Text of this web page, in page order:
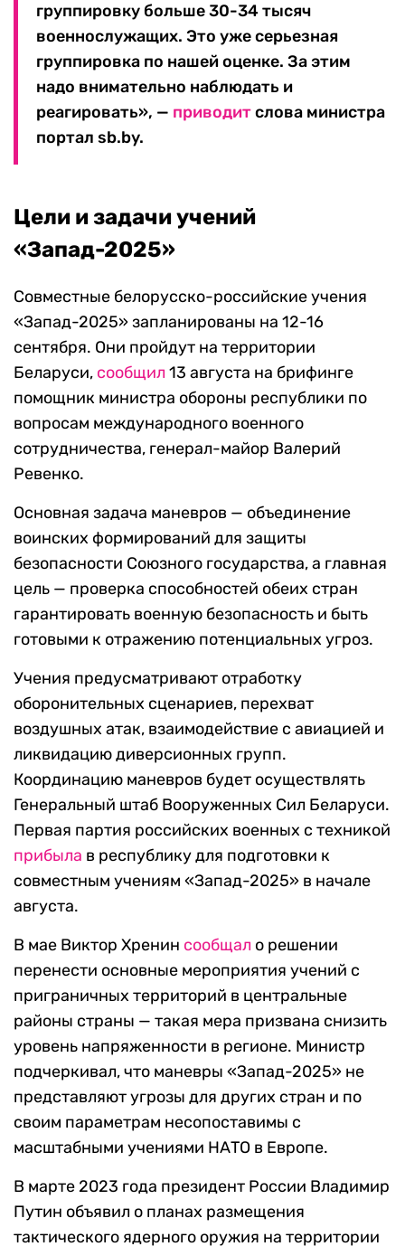
группировку больше 30-34 тысяч
военнослужащих. Это уже серьезная
группировка по нашей оценке. За этим
надо внимательно наблюдать и
реагировать», — приводитслова министра
портал sb.by.
Цели и задачи учений
«Запад-2025»
Совместные белорусско-российские учения
«Запад-2025» запланированы на 12-16
сентября. Они пройдут на территории
Беларуси, сообщил 13 августа на брифинге
помощник министра обороны республики по
вопросам международного военного
сотрудничества, генерал-майор Валерий
Ревенко.
Основная задача маневров — объединение
воинских формирований для защиты
безопасности Союзного государства, а главная
цель — проверка способностей обеих стран
гарантировать военную безопасность и быть
готовыми к отражению потенциальных угроз.
Учения предусматривают отработку
оборонительных сценариев, перехват
воздушных атак, взаимодействие с авиацией и
ликвидацию диверсионных групп.
Координацию маневров будет осуществлять
Генеральный штаб Вооруженных Сил Беларуси.
Первая партия российских военных с техникой
прибыла в республику для подготовки к
совместным учениям «Запад-2025» в начале
августа.
В мае Виктор Хренин сообщал о решении
перенести основные мероприятия учений с
приграничных территорий в центральные
районы страны — такая мера призвана снизить
уровень напряженности в регионе. Министр
подчеркивал, что маневры «Запад-2025» не
представляют угрозы для других стран и по
своим параметрам несопоставимы с
масштабными учениями НАТО в Европе.
В марте 2023 года президент России Владимир
Путин объявил о планах размещения
тактического ядерного оружия на территории